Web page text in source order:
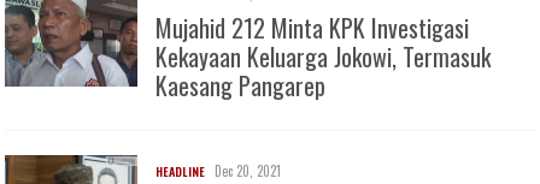
Mujahid 212 Minta KPK Investigasi
Kekayaan Keluarga Jokowi, Termasuk
Kaesang Pangarep
HEADLINE Dec 20, 2021